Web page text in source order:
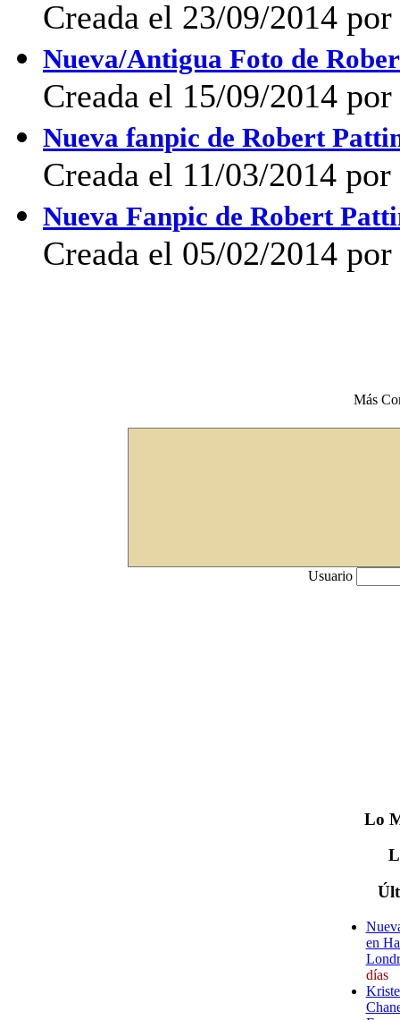
Creada el 23/09/2014
Nueva/Antigua Foto de
Creada el 15/09/2014
Nueva fanpic de Robert
Creada el 11/03/2014
Nueva Fanpic de Robert
Creada el 05/02/2014
Más
Usuario
Lo
en
días